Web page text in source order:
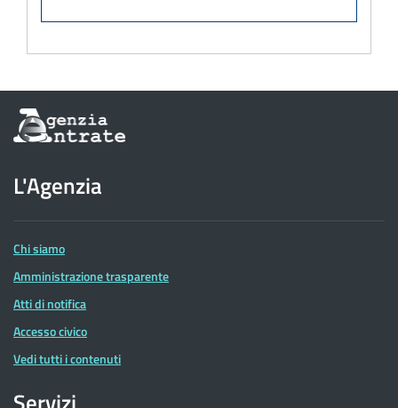
Informazioni
sul
dell'Agenzia
delle
Entrate
L'Agenzia
Chi siamo
Amministrazione trasparente
Atti di notifica
Accesso civico
Vedi tutti i contenuti